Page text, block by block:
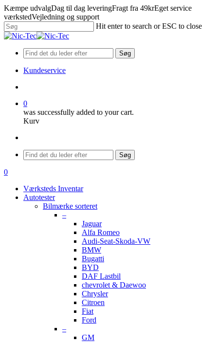
Skip
to
main
content
Kæmpe udvalgDag til dag leveringFragt fra 49krEget service
værkstedVejledning og support
Hit enter to search or ESC to close
Close
Søg
Kundeservice
0
was successfully added to your cart.
Kurv
Menu
Søg
search
0
Værksteds Inventar
Autotester
Bilmærke sorteret
–
Jaguar
Alfa Romeo
Audi-Seat-Skoda-VW
BMW
Bugatti
BYD
DAF Lastbil
chevrolet & Daewoo
Chrysler
Citroen
Fiat
Ford
–
GM